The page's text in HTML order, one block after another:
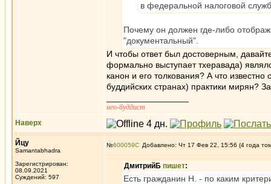
в федеральной налоговой
Почему он должен где-либо
"документальный".
И чтобы ответ был достоверным,
формально выступает тхеравада)
канон и его толкования? А что
буддийских странах) практики мирян?
нео-буддист
Наверх
Йцу
Samantabhadra
Зарегистрирован:
08.09.2021
Суждений: 597
№600059 Добавлено: Чт 17 Фев 22, 15:56 (4 года
ДмитрийБ пишет:
Есть гражданин Н. - по каким